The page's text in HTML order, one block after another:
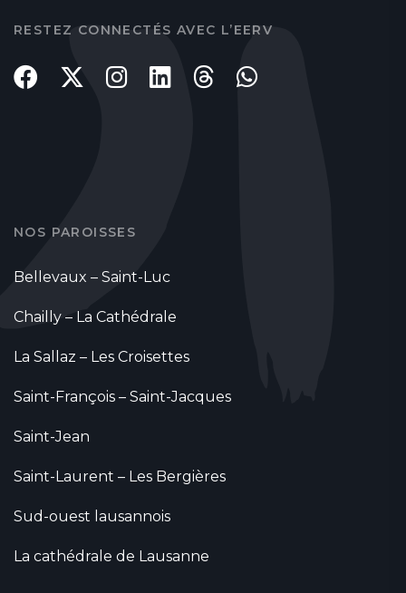
RESTEZ CONNECTÉS AVEC L’EERV
NOS PAROISSES
Bellevaux – Saint-Luc
Chailly – La Cathédrale
La Sallaz – Les Croisettes
Saint-François – Saint-Jacques
Saint-Jean
Saint-Laurent – Les Bergières
Sud-ouest lausannois
La cathédrale de Lausanne